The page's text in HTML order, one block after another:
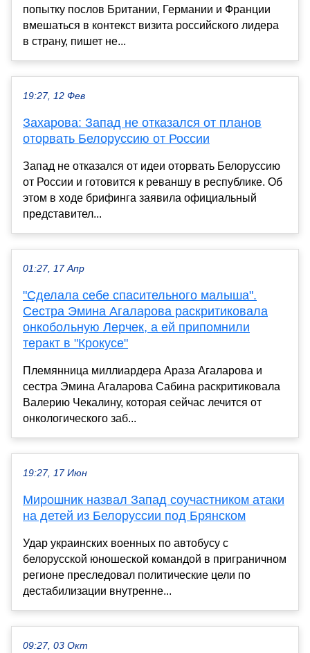
попытку послов Британии, Германии и Франции
вмешаться в контекст визита российского лидера
в страну, пишет не...
19:27, 12 Фев
Захарова: Запад не отказался от планов
оторвать Белоруссию от России
Запад не отказался от идеи оторвать Белоруссию
от России и готовится к реваншу в республике. Об
этом в ходе брифинга заявила официальный
представител...
01:27, 17 Апр
"Сделала себе спасительного малыша".
Сестра Эмина Агаларова раскритиковала
онкобольную Лерчек, а ей припомнили
теракт в "Крокусе"
Племянница миллиардера Араза Агаларова и
сестра Эмина Агаларова Сабина раскритиковала
Валерию Чекалину, которая сейчас лечится от
онкологического заб...
19:27, 17 Июн
Мирошник назвал Запад соучастником атаки
на детей из Белоруссии под Брянском
Удар украинских военных по автобусу с
белорусской юношеской командой в приграничном
регионе преследовал политические цели по
дестабилизации внутренне...
09:27, 03 Окт